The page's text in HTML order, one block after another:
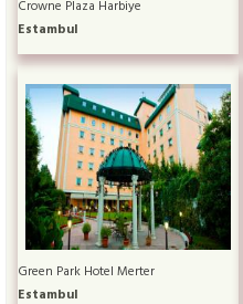
Crowne Plaza Harbiye
Estambul
Green Park Hotel Merter
Estambul